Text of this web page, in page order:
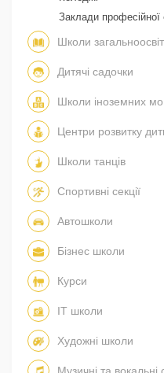
Заклади професійної
Школи
Дитячі садочки
Школи іноземних
Центри розвитку
Школи танців
Спортивні секції
Автошколи
Бізнес школи
Курси
IT школи
Художні школи